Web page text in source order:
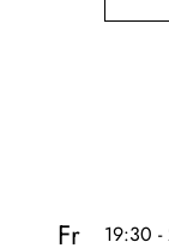
Fr
19:30 -